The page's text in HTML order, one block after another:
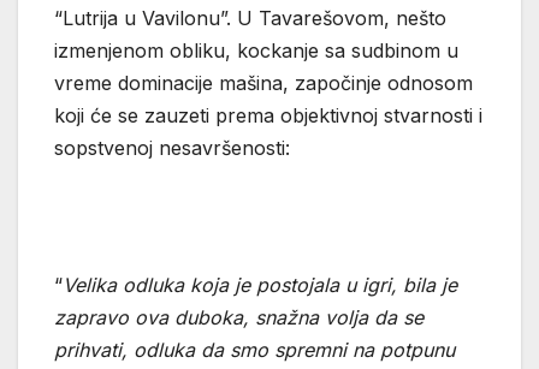
“Lutrija u Vavilonu”. U Tavarešovom, nešto
izmenjenom obliku, kockanje sa sudbinom u
vreme dominacije mašina, započinje odnosom
koji će se zauzeti prema objektivnoj stvarnosti i
sopstvenoj nesavršenosti:
“Velika odluka koja je postojala u igri, bila je
zapravo ova duboka, snažna volja da se
prihvati, odluka da smo spremni na potpunu